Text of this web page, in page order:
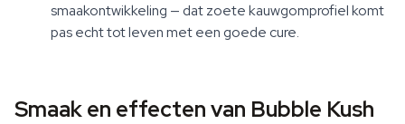
smaakontwikkeling — dat zoete kauwgomprofiel komt
pas echt tot leven met een goede cure.
Smaak en effecten van Bubble Kush